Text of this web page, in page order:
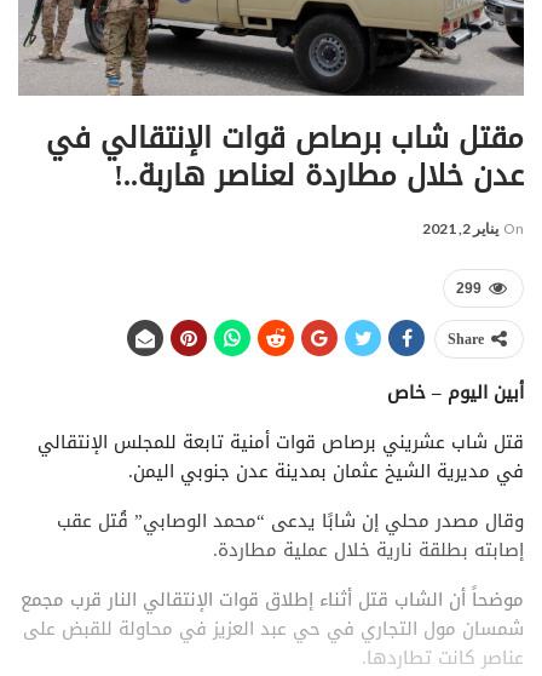
مقتل شاب برصاص قوات الإنتقالي في
عدن خلال مطاردة لعناصر هاربة..!
On يناير 2, 2021
299
Share
أبين اليوم – خاص
قتل شاب عشريني برصاص قوات أمنية تابعة للمجلس الإنتقالي
في مديرية الشيخ عثمان بمدينة عدن جنوبي اليمن.
وقال مصدر محلي إن شابًا يدعى “محمد الوصابي” قُتل عقب
إصابته بطلقة نارية خلال عملية مطاردة.
موضحاً أن الشاب قتل أثناء إطلاق قوات الإنتقالي النار قرب مجمع
شمسان مول التجاري في حي عبد العزيز في محاولة للقبض على
عناصر كانت تطاردها.